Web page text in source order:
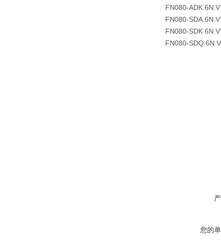
FN080-
FN080-
FN080-
FN080-
您的